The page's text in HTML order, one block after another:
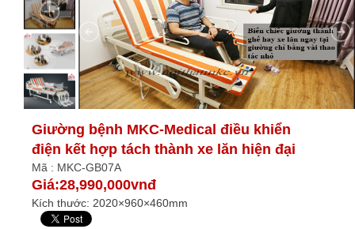
Giường bệnh MKC-Medical điều khiển
điện kết hợp tách thành xe lăn hiện đại
Mã : MKC-GB07A
Giá:28,990,000vnđ
Kích thước: 2020×960×460mm